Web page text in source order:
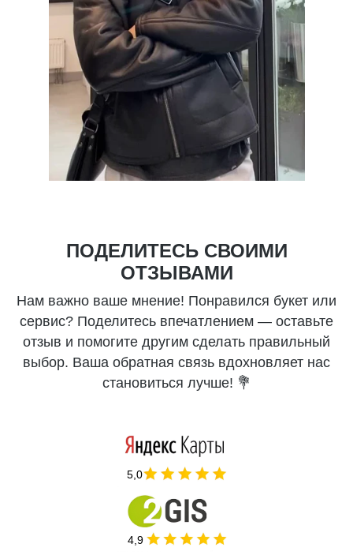
ПОДЕЛИТЕСЬ СВОИМИ
ОТЗЫВАМИ
Нам важно ваше мнение! Понравился букет или
сервис? Поделитесь впечатлением — оставьте
отзыв и помогите другим сделать правильный
выбор. Ваша обратная связь вдохновляет нас
становиться лучше! 💐
5,0
4,9